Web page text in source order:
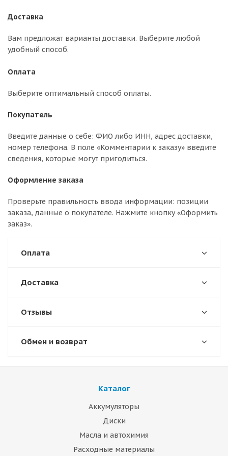
Доставка
Вам предложат варианты доставки. Выберите любой
удобный способ.
Оплата
Выберите оптимальный способ оплаты.
Покупатель
Введите данные о себе: ФИО либо ИНН, адрес доставки,
номер телефона. В поле «Комментарии к заказу» введите
сведения, которые могут пригодиться.
Оформление заказа
Проверьте правильность ввода информации: позиции
заказа, данные о покупателе. Нажмите кнопку «Оформить
заказ».
Оплата
Доставка
Отзывы
Обмен и возврат
Каталог
Аккумуляторы
Диски
Масла и автохимия
Расходные материалы